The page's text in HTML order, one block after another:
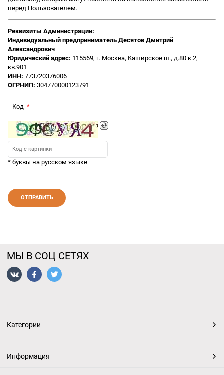
перед Пользователем.
Реквизиты Администрации:
Индивидуальный предприниматель Десятов Дмитрий
Александрович
Юридический адрес: 115569, г. Москва, Каширское ш., д.80 к.2,
кв.901
ИНН: 773720376006
ОГРНИП: 304770000123791
Код
* буквы на русском языке
МЫ В СОЦ СЕТЯХ
Категории
Информация